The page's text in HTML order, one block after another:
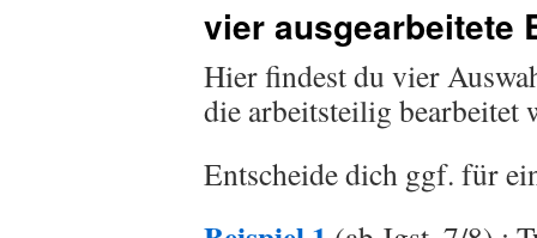
vier ausgearbeitete
Hier findest du vier
die arbeitsteilig bearbeitet
Entscheide dich ggf. für